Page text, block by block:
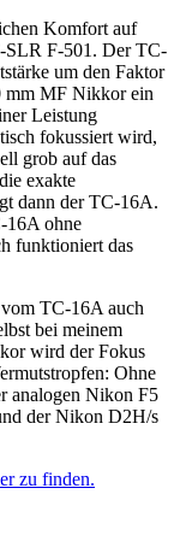
Komfort auf
SLR F-501. Der TC-
um den Faktor
mm MF Nikkor ein
Leistung
fokussiert wird,
grob auf das
exakte
dann der TC-16A.
16A ohne
funktioniert das
TC-16A auch
bei meinem
wird der Fokus
Ohne
analogen Nikon F5
der Nikon D2H/s
zu finden.